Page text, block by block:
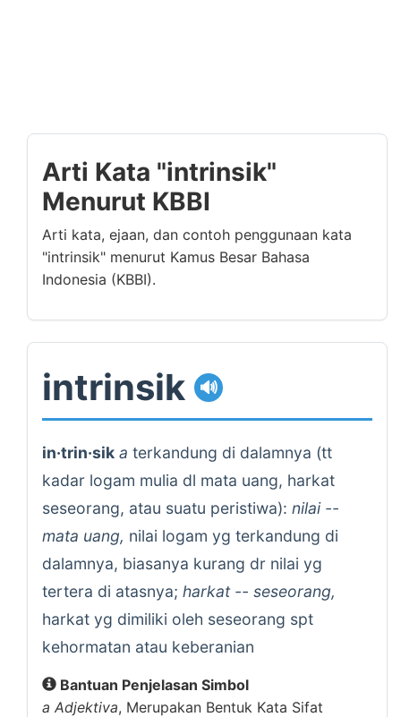
Arti Kata "intrinsik"
Menurut KBBI
Arti kata, ejaan, dan contoh penggunaan kata
"intrinsik" menurut Kamus Besar Bahasa
Indonesia (KBBI).
intrinsik 🔊
in·trin·sik a terkandung di dalamnya (tt
kadar logam mulia dl mata uang, harkat
seseorang, atau suatu peristiwa): nilai --
mata uang, nilai logam yg terkandung di
dalamnya, biasanya kurang dr nilai yg
tertera di atasnya; harkat -- seseorang,
harkat yg dimiliki oleh seseorang spt
kehormatan atau keberanian
Bantuan Penjelasan Simbol
a Adjektiva, Merupakan Bentuk Kata Sifat